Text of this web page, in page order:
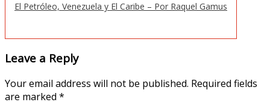
El Petróleo, Venezuela y El Caribe – Por Raquel Gamus
Leave a Reply
Your email address will not be published. Required fields
are marked *